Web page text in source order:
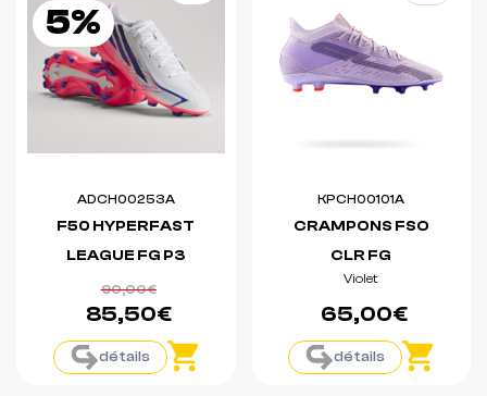
5%
ADCH00253A
F50 HYPERFAST
LEAGUE FG P3
90,00€
85,50€
détails
KPCH00101A
CRAMPONS FSO
CLR FG
Violet
65,00€
détails